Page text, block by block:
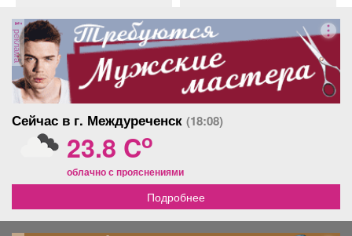
традиции»
реклама
Сейчас в г. Междуреченск (18:08)
23.8 Co
облачно с прояснениями
Подробнее